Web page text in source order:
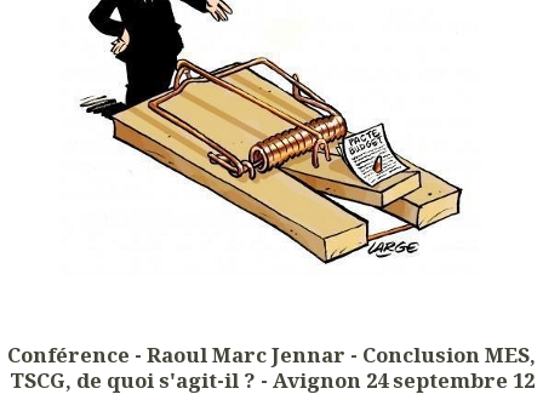
Conférence - Raoul Marc Jennar - Conclusion MES,
TSCG, de quoi s'agit-il ? - Avignon 24 septembre 12